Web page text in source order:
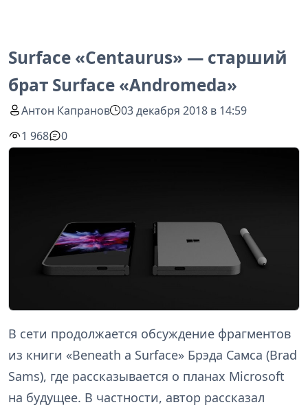
Surface «Centaurus» — старший
брат Surface «Andromeda»
Антон Капранов
03 декабря 2018 в 14:59
1 968
0
В сети продолжается обсуждение фрагментов
из книги «Beneath a Surface» Брэда Самса (Brad
Sams), где рассказывается о планах Microsoft
на будущее. В частности, автор рассказал